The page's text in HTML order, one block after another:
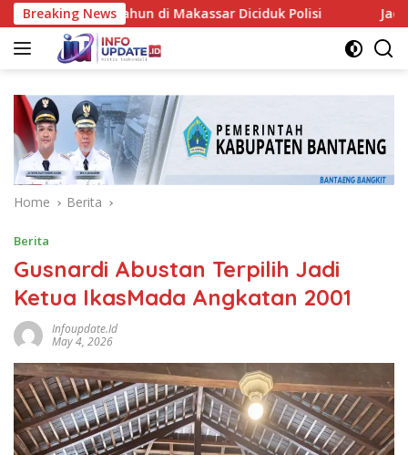
Skip
to
content
Breaking News
38 Tahun di Makassar Diciduk Polisi Jadi
Home Berita
Berita
Gusnardi Abustan Terpilih Jadi
Ketua IkasMada Angkatan 2001
Infoupdate.id
May 4, 2026